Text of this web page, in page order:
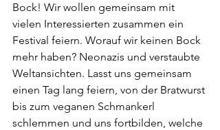
Bock! Wir wollen gemeinsam mit
vielen Interessierten zusammen ein
Festival feiern. Worauf wir keinen Bock
mehr haben? Neonazis und verstaubte
Weltansichten. Lasst uns gemeinsam
einen Tag lang feiern, von der Bratwurst
bis zum veganen Schmankerl
schlemmen und uns fortbilden, welche